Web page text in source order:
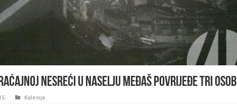
nesreći u naselju Međaš povrijeđe tri
Kalesija